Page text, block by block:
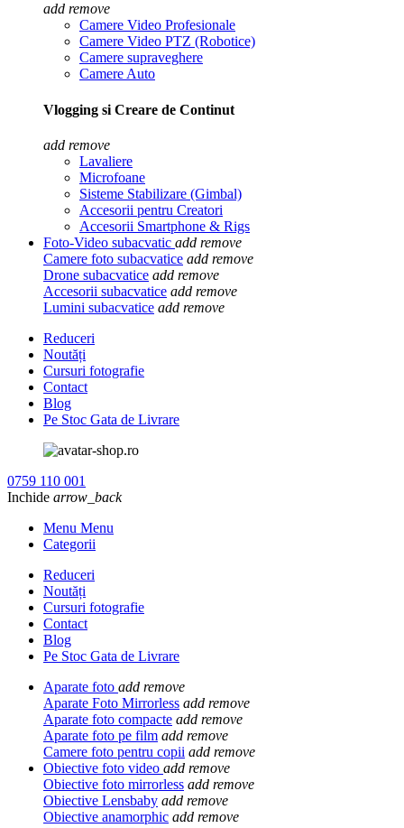
add remove
Camere Video Profesionale
Camere Video PTZ (Robotice)
Camere supraveghere
Camere Auto
Vlogging si Creare de Continut
add remove
Lavaliere
Microfoane
Sisteme Stabilizare (Gimbal)
Accesorii pentru Creatori
Accesorii Smartphone & Rigs
Foto-Video subacvatic add remove
Camere foto subacvatice add remove
Drone subacvatice add remove
Accesorii subacvatice add remove
Lumini subacvatice add remove
Reduceri
Noutăți
Cursuri fotografie
Contact
Blog
Pe Stoc Gata de Livrare
0759 110 001
Inchide arrow_back
Menu Menu
Categorii
Reduceri
Noutăți
Cursuri fotografie
Contact
Blog
Pe Stoc Gata de Livrare
Aparate foto add remove
Aparate Foto Mirrorless add remove
Aparate foto compacte add remove
Aparate foto pe film add remove
Camere foto pentru copii add remove
Obiective foto video add remove
Obiective foto mirrorless add remove
Obiective Lensbaby add remove
Obiective anamorphic add remove